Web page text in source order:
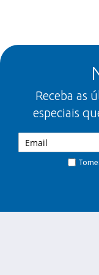
Receba as
especiais